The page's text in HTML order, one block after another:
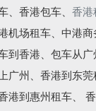
、香港包车、 香港
机场租车、中港
到香港、包车从广
广州、香港到东莞
港到惠州租车、